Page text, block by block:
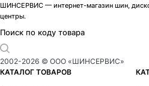
ШИНСЕРВИС — интернет-магазин шин,
центры.
Поиск по коду товара
2002-2026 © ООО «ШИНСЕРВИС»
КАТАЛОГ ТОВАРОВ